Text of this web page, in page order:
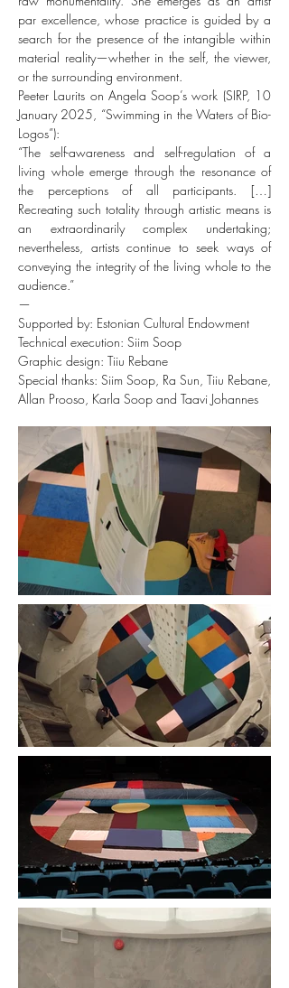
par excellence, whose practice is guided by a
search for the presence of the intangible within
material reality—whether in the self, the viewer,
or the surrounding environment.
Peeter Laurits on Angela Soop’s work (SIRP, 10
January 2025, “Swimming in the Waters of Bio-
Logos”):
“The self-awareness and self-regulation of a
living whole emerge through the resonance of
the perceptions of all participants. […]
Recreating such totality through artistic means is
an extraordinarily complex undertaking;
nevertheless, artists continue to seek ways of
conveying the integrity of the living whole to the
audience.”
—
Supported by: Estonian Cultural Endowment
Technical execution: Siim Soop
Graphic design: Tiiu Rebane
Special thanks: Siim Soop, Ra Sun, Tiiu Rebane,
Allan Prooso, Karla Soop and Taavi Johannes